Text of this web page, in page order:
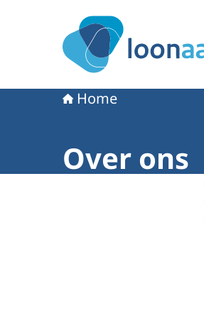
Home
Over ons